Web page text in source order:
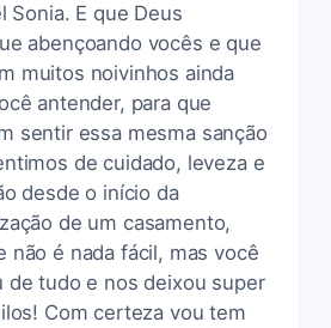
Sonia. E que Deus
abençoando vocês e que
muitos noivinhos ainda
antender, para que
sentir essa mesma sanção
de cuidado, leveza e
desde o início da
de um casamento,
não é nada fácil, mas você
de tudo e nos deixou super
Com certeza vou tem